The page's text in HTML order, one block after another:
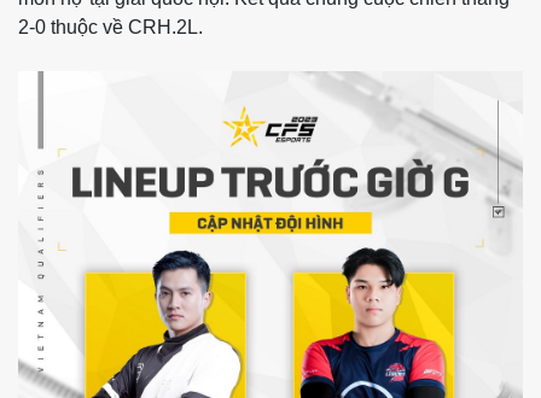
2-0 thuộc về CRH.2L.